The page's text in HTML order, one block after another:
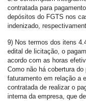
contratada para
depósitos do FGTS nos
indenizado,
9) Nos termos dos itens
edital de licitação, o
acordo com as horas
Como não há cobertura
faturamento em relação a
contratada de realizar o
interna da empresa, que